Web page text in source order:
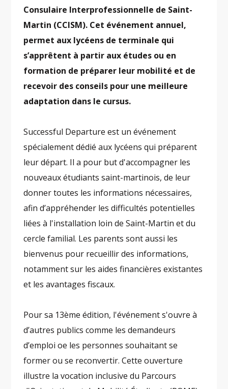
Consulaire Interprofessionnelle de Saint-
Martin (CCISM). Cet événement annuel,
permet aux lycéens de terminale qui
s’apprêtent à partir aux études ou en
formation de préparer leur mobilité et de
recevoir des conseils pour une meilleure
adaptation dans le cursus.
Successful Departure est un événement
spécialement dédié aux lycéens qui préparent
leur départ. Il a pour but d'accompagner les
nouveaux étudiants saint-martinois, de leur
donner toutes les informations nécessaires,
afin d’appréhender les difficultés potentielles
liées à l'installation loin de Saint-Martin et du
cercle familial. Les parents sont aussi les
bienvenus pour recueillir des informations,
notamment sur les aides financières existantes
et les avantages fiscaux.
Pour sa 13ème édition, l'événement s'ouvre à
d’autres publics comme les demandeurs
d’emploi oe les personnes souhaitant se
former ou se reconvertir. Cette ouverture
illustre la vocation inclusive du Parcours